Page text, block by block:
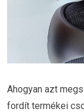
Ahogyan azt
fordít termékei